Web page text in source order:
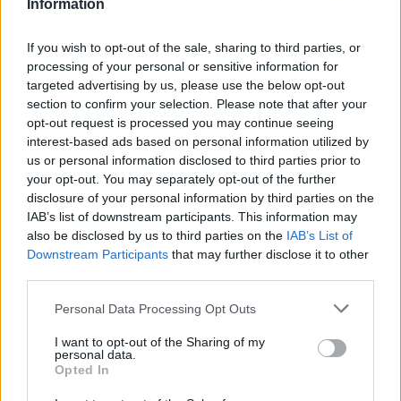
Information
If you wish to opt-out of the sale, sharing to third parties, or
processing of your personal or sensitive information for
targeted advertising by us, please use the below opt-out
section to confirm your selection. Please note that after your
opt-out request is processed you may continue seeing
interest-based ads based on personal information utilized by
us or personal information disclosed to third parties prior to
your opt-out. You may separately opt-out of the further
disclosure of your personal information by third parties on the
IAB’s list of downstream participants. This information may
also be disclosed by us to third parties on the IAB’s List of
Downstream Participants that may further disclose it to other
Please note that this website/app uses one or more Google
not limited to your visit or usage behaviour. You may click to
grant or deny consent to Google and its third-party tags to
use your data for below specified purposes in below Google
Personal Data Processing Opt Outs
I want to opt-out of the Sharing of my
personal data.
Opted In
άλλο σοκ! Για την ομάδα, για τους παίκτες, για
τους οπαδούς, για εσάς τους δημοσιογράφους! Σας
αρέσει πάρα πολύ όταν το κάνουμε! Και το έκανα
για να πω σε όλους «μην αγχώνεστε, χάσαμε το
πρώτο παιχνίδι αλλά θα περάσουμε τα πλέι οφ
και θα πάμε στο Final Four». Και ξέρεις ότι μ’
αρέσει πάρα πολύ η Αθήνα κάθε μέρα είμαι στην
παραλία, κολυμπάω δεν θέλω να φύγω αλλά
ρίσκαρα και κέρδισα!».